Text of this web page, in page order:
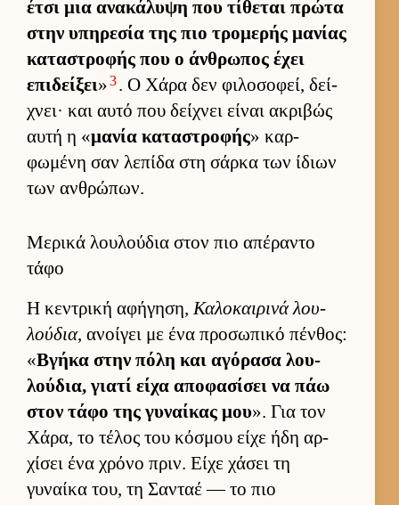
έτσι μια ανακάλυψη που τίθεται πρώτα
στην υπηρεσία της πιο τρομερής μανίας
καταστροφής που ο άν­θρωπος έχει
επιδεί­ξει»3. Ο Χάρα δεν φιλοσοφεί, δεί­
χνει· και αυτό που δεί­χνει εί­ναι ακριβώς
αυτή η «μανία καταστροφής» καρ­
φωμένη σαν λεπίδα στη σάρκα των ίδιων
των αν­θρώπων.
Μερικά λουλούδια στον πιο απέραντο
τάφο
Η κεντρική αφήγηση,Καλοκαι­ρινά λου­
λού­δια, ανοί­γει με ένα προσωπικό πέν­θος:
«Βγήκα στην πόλη και αγόρασα λου­
λού­δια, γιατί είχα αποφασίσει να πάω
στον τάφο της γυναί­κας μου». Για τον
Χάρα, το τέλος του κόσμου είχε ήδη αρ­
χίσει ένα χρόνο πριν. Είχε χάσει τη
γυναίκα του, τη Σανταέ — το πιο